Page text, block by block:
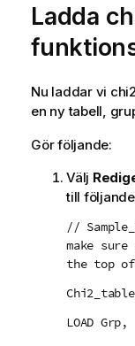
Ladda
Nu laddar vi
en ny tabell,
Gör följande:
Välj
till
//
make
the top
LOAD Grp,